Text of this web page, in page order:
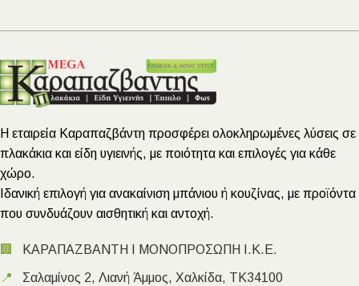
Η εταιρεία Καραπαζβάντη προσφέρει ολοκληρωμένες λύσεις σε
πλακάκια και είδη υγιεινής, με ποιότητα και επιλογές για κάθε
χώρο.
Ιδανική επιλογή για ανακαίνιση μπάνιου ή κουζίνας, με προϊόντα
που συνδυάζουν αισθητική και αντοχή.
🏢 ΚΑΡΑΠΑΖΒΑΝΤΗ Ι ΜΟΝΟΠΡΟΣΩΠΗ Ι.Κ.Ε.
📍 Σαλαμίνος 2, Λιανή Άμμος, Χαλκίδα, ΤΚ34100